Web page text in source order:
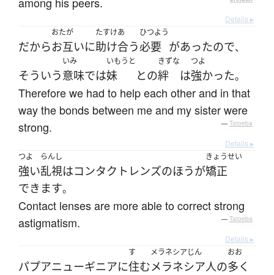
Details ▸
だから
おたが
お互いに
たすけあ
助け合う
ひつよう
必要 があったので、
そういう
いみ
意味では
いもうと
妹 との
きずな
絆 は
つよ
強かった。
Therefore we had to help each other and in that
way the bonds between me and my sister were
strong.
— Tatoeba
Details ▸
つよ
強い
らんし
乱視はコンタクトレンズのほうが
きょうせい
矯正
できます。
Contact lenses are more able to correct strong
astigmatism.
— Tatoeba
Details ▸
パプアニューギニアに
す
住む
メラネシアじん
メラネシア人の
おお
多く